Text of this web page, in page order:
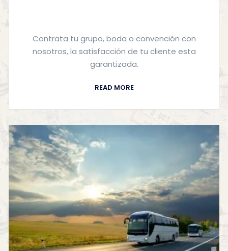
Contrata tu grupo, boda o convención con
nosotros, la satisfacción de tu cliente esta
garantizada.
READ MORE